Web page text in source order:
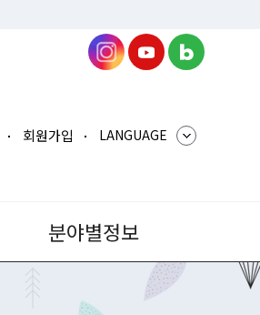
회원가입 LANGUAGE
분야별정보